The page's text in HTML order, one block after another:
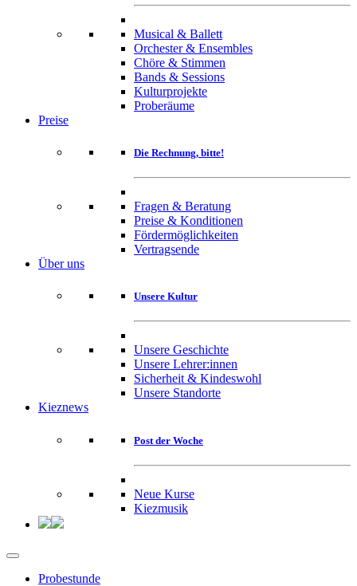
Musical & Ballett
Orchester & Ensembles
Chöre & Stimmen
Bands & Sessions
Kulturprojekte
Proberäume
Preise
Die Rechnung, bitte!
Fragen & Beratung
Preise & Konditionen
Fördermöglichkeiten
Vertragsende
Über uns
Unsere Kultur
Unsere Geschichte
Unsere Lehrer:innen
Sicherheit & Kindeswohl
Unsere Standorte
Kieznews
Post der Woche
Neue Kurse
Kiezmusik
Probestunde